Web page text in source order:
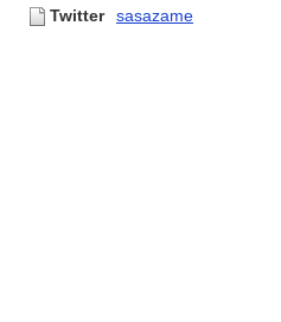
Twitter sasazame